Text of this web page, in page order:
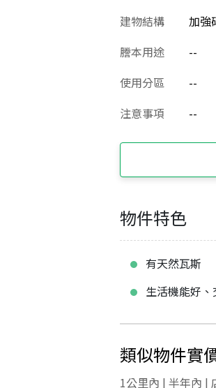
建物結構 加強
謄本用途
--
使用分區
--
注意事項
--
物件特色
有天然瓦斯
生活機能好
類似物件實
1公里內 | 半年內 |